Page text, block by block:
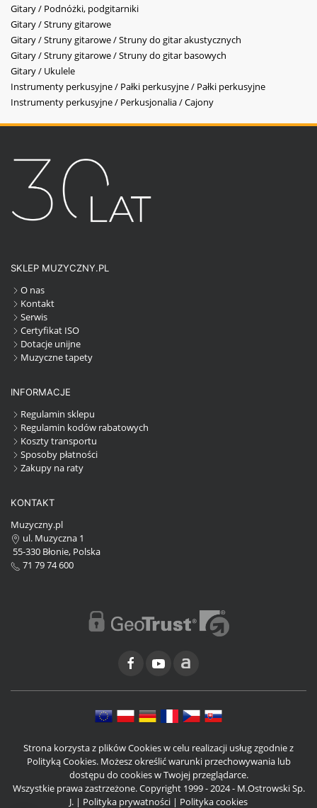
Gitary / Podnóżki, podgitarniki
Gitary / Struny gitarowe
Gitary / Struny gitarowe / Struny do gitar akustycznych
Gitary / Struny gitarowe / Struny do gitar basowych
Gitary / Ukulele
Instrumenty perkusyjne / Pałki perkusyjne / Pałki perkusyjne
Instrumenty perkusyjne / Perkusjonalia / Cajony
SKLEP MUZYCZNY.PL
O nas
Kontakt
Serwis
Certyfikat ISO
Dotacje unijne
Muzyczne tapety
INFORMACJE
Regulamin sklepu
Regulamin kodów rabatowych
Koszty transportu
Sposoby płatności
Zakupy na raty
KONTAKT
Muzyczny.pl
ul. Muzyczna 1
55-330 Błonie, Polska
71 79 74 600
Strona korzysta z plików Cookies w celu realizacji usług zgodnie z
Polityką Cookies. Możesz określić warunki przechowywania lub
dostępu do cookies w Twojej przeglądarce.
Wszystkie prawa zastrzeżone. Copyright 1999 - 2024 - M.Ostrowski Sp.
J. | Polityka prywatności | Polityka cookies